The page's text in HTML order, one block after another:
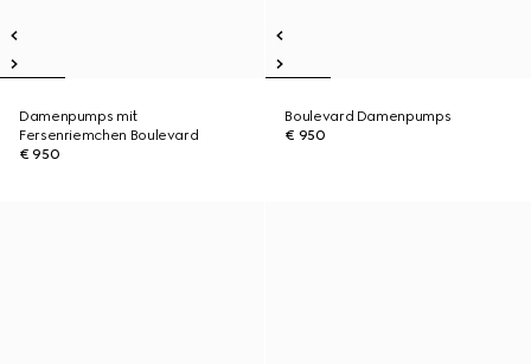
Damenpumps mit
Fersenriemchen Boulevard
€ 950
Boulevard Damenpumps
€ 950